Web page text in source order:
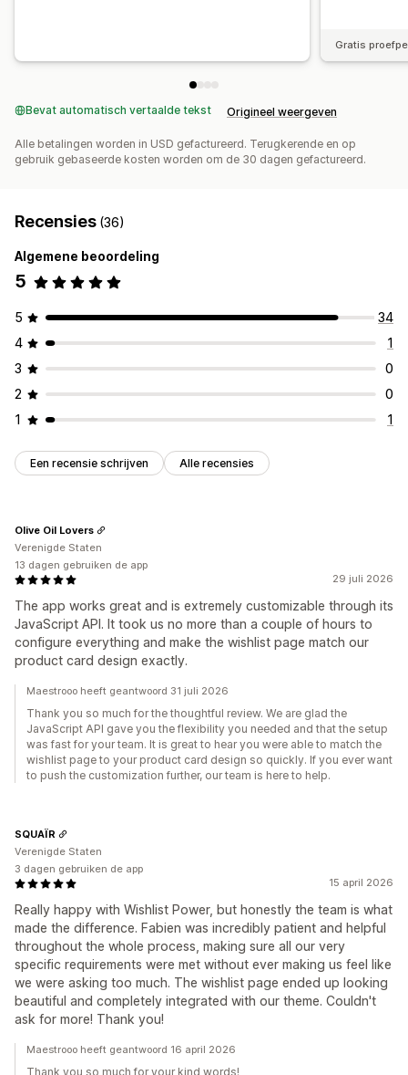
Gratis
Bevat automatisch vertaalde tekst Origineel weergeven
Alle betalingen worden in USD gefactureerd. Terugkerende en op
gebruik gebaseerde kosten worden om de 30 dagen gefactureerd.
Recensies (36)
Algemene beoordeling
5
5
34
4
1
3
0
2
0
1
1
Een recensie schrijven Alle recensies
29 juli 2026
The app works great and is extremely customizable through its
JavaScript API. It took us no more than a couple of hours to
configure everything and make the wishlist page match our
product card design exactly.
Olive Oil Lovers
Verenigde Staten
13 dagen gebruiken de app
Maestrooo heeft geantwoord 31 juli 2026
Thank you so much for the thoughtful review. We are glad the
JavaScript API gave you the flexibility you needed and that the setup
was fast for your team. It is great to hear you were able to match the
wishlist page to your product card design so quickly. If you ever want
to push the customization further, our team is here to help.
15 april 2026
Really happy with Wishlist Power, but honestly the team is what
made the difference. Fabien was incredibly patient and helpful
throughout the whole process, making sure all our very
specific requirements were met without ever making us feel like
we were asking too much. The wishlist page ended up looking
beautiful and completely integrated with our theme. Couldn't
ask for more! Thank you!
SQUAÏR
Verenigde Staten
3 dagen gebruiken de app
Maestrooo heeft geantwoord 16 april 2026
Thank you so much for your kind words!